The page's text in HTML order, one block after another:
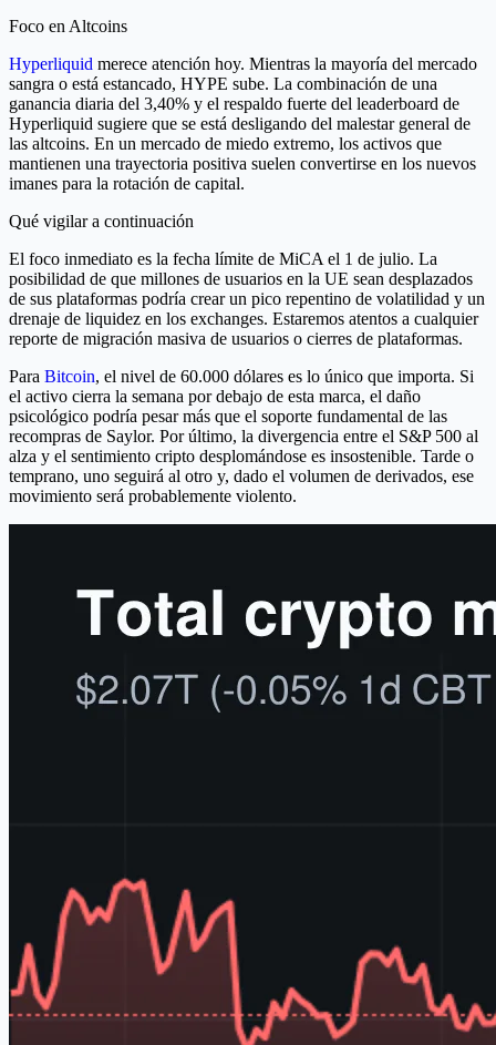
Foco en Altcoins
Hyperliquid merece atención hoy. Mientras la mayoría del mercado
sangra o está estancado, HYPE sube. La combinación de una
ganancia diaria del 3,40% y el respaldo fuerte del leaderboard de
Hyperliquid sugiere que se está desligando del malestar general de
las altcoins. En un mercado de miedo extremo, los activos que
mantienen una trayectoria positiva suelen convertirse en los nuevos
imanes para la rotación de capital.
Qué vigilar a continuación
El foco inmediato es la fecha límite de MiCA el 1 de julio. La
posibilidad de que millones de usuarios en la UE sean desplazados
de sus plataformas podría crear un pico repentino de volatilidad y un
drenaje de liquidez en los exchanges. Estaremos atentos a cualquier
reporte de migración masiva de usuarios o cierres de plataformas.
Para Bitcoin, el nivel de 60.000 dólares es lo único que importa. Si
el activo cierra la semana por debajo de esta marca, el daño
psicológico podría pesar más que el soporte fundamental de las
recompras de Saylor. Por último, la divergencia entre el S&P 500 al
alza y el sentimiento cripto desplomándose es insostenible. Tarde o
temprano, uno seguirá al otro y, dado el volumen de derivados, ese
movimiento será probablemente violento.